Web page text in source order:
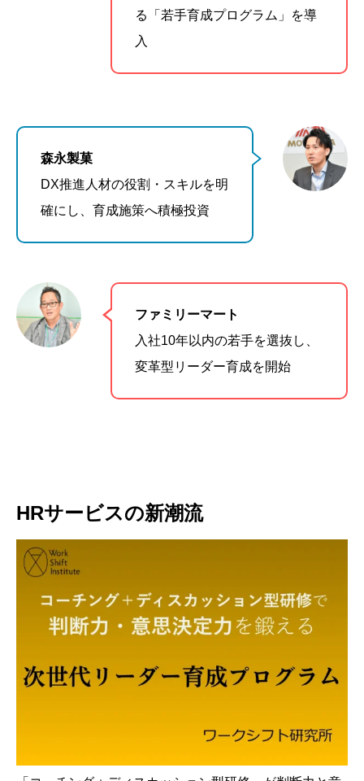
る「若手育成プログラム」を導
入
森永製菓
DX推進人材の役割・スキルを明
確にし、育成施策へ積極投資
ファミリーマート
入社10年以内の若手を選抜し、
変革型リーダー育成を開始
HRサービスの新潮流